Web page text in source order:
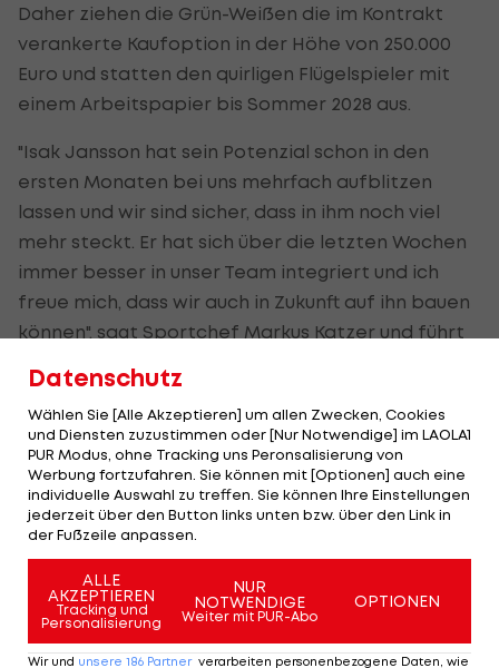
Daher ziehen die Grün-Weißen die im Kontrakt
verankerte Kaufoption in der Höhe von 250.000
Euro und statten den quirligen Flügelspieler mit
einem Arbeitspapier bis Sommer 2028 aus.
"Isak Jansson hat sein Potenzial schon in den
ersten Monaten bei uns mehrfach aufblitzen
lassen und wir sind sicher, dass in ihm noch viel
mehr steckt. Er hat sich über die letzten Wochen
immer besser in unser Team integriert und ich
freue mich, dass wir auch in Zukunft auf ihn bauen
können", sagt Sportchef Markus Katzer und führt
"Nicht nur aufgrund der aus unserer Sicht
attraktiven wirtschaftlichen Rahmenbedingungen
der fixen Verpflichtung sind wir überzeugt, dass
der pfeilschnelle Außenbahnspieler sportlich in
der Zukunft sehr wertvoll für uns sein kann."
Die Sommer-
Transferliste der
Bundesliga
Datenschutz
Wählen Sie [Alle Akzeptieren] um allen Zwecken, Cookies
und Diensten zuzustimmen oder [Nur Notwendige] im LAOLA1
PUR Modus, ohne Tracking uns Peronsalisierung von
Werbung fortzufahren. Sie können mit [Optionen] auch eine
individuelle Auswahl zu treffen. Sie können Ihre Einstellungen
jederzeit über den Button links unten bzw. über den Link in
der Fußzeile anpassen.
ALLE
AKZEPTIEREN
Tracking und
Personalisierung
NUR
NOTWENDIGE
Weiter mit PUR-Abo
OPTIONEN
Wir und unsere 186 Partner verarbeiten personenbezogene Daten, wie